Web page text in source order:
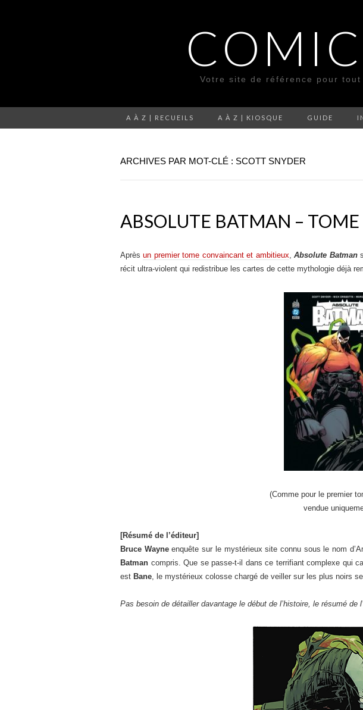
Votre site de référence pour
A À Z | RECUEILS A À Z | KIOSQUE GUIDE
ARCHIVES PAR MOT-CLÉ : SCOTT SNYDER
ABSOLUTE BATMAN –
Aprèsun premier tome convaincant et ambitieux,Absolute Batman
récit ultra-violent qui redistribue les cartes de cette mythologie déjà
(Comme pour le premier
vendue
[Résumé de l’éditeur]
Bruce Wayneenquête sur le mystérieux site connu sous le nom
Batman compris. Que se passe-t-il dans ce terrifiant complexe qui
est Bane, le mystérieux colosse chargé de veiller sur les plus noirs
Pas besoin de détailler davantage le début de l’histoire, le résumé de